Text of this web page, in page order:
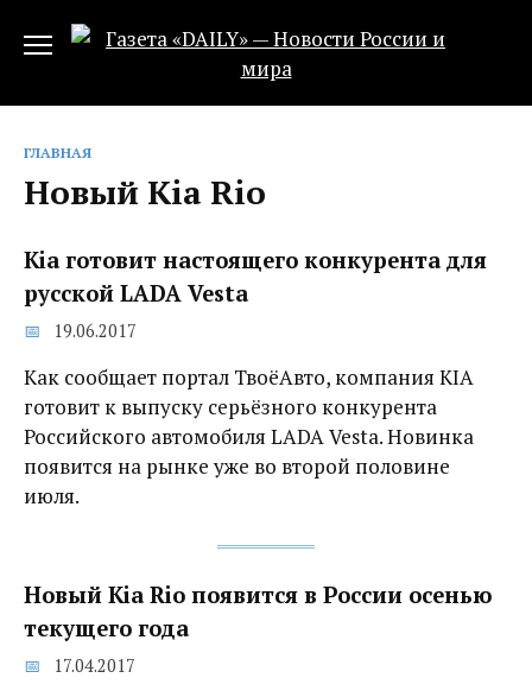
ГЛАВНАЯ
Новый Kia Rio
Kia готовит настоящего конкурента для
русской LADA Vesta
19.06.2017
Как сообщает портал ТвоёАвто, компания KIA
готовит к выпуску серьёзного конкурента
Российского автомобиля LADA Vesta. Новинка
появится на рынке уже во второй половине
июля.
Новый Kia Rio появится в России осенью
текущего года
17.04.2017